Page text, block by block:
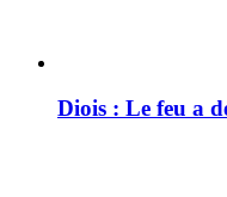
Diois : Le feu a